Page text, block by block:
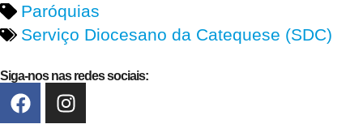
Paróquias
Serviço Diocesano da Catequese (SDC)
Siga-nos nas redes sociais: